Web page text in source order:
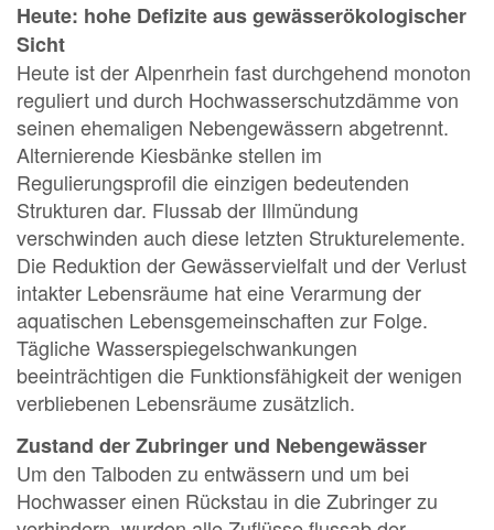
Heute: hohe Defizite aus gewässerökologischer
Sicht
Heute ist der Alpenrhein fast durchgehend monoton
reguliert und durch Hochwasserschutzdämme von
seinen ehemaligen Nebengewässern abgetrennt.
Alternierende Kiesbänke stellen im
Regulierungsprofil die einzigen bedeutenden
Strukturen dar. Flussab der Illmündung
verschwinden auch diese letzten Strukturelemente.
Die Reduktion der Gewässervielfalt und der Verlust
intakter Lebensräume hat eine Verarmung der
aquatischen Lebensgemeinschaften zur Folge.
Tägliche Wasserspiegelschwankungen
beeinträchtigen die Funktionsfähigkeit der wenigen
verbliebenen Lebensräume zusätzlich.
Zustand der Zubringer und Nebengewässer
Um den Talboden zu entwässern und um bei
Hochwasser einen Rückstau in die Zubringer zu